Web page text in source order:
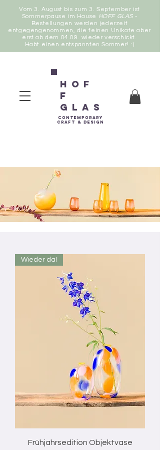
Vom 3. August bis zum 3. September ist
Sommerpause im Hause HOFF GLAS-
Bestellungen werden jederzeit
entgegengenommen, die feinen Unikate aber
erst ab dem 04.09. wieder verschickt.
Habt einen entspannten Sommer! :)
Hof
f
Glas
contemporary
Craft & Design
Wieder da!
Frühjahrsedition Objektvase